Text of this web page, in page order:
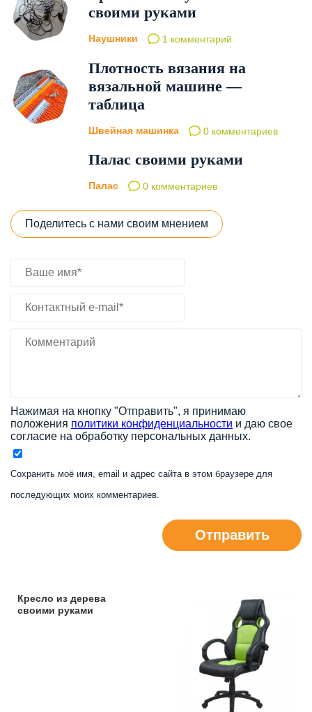
своими руками
Наушники 1 комментарий
Плотность вязания на
вязальной машине —
таблица
Швейная машинка 0 комментариев
Палас своими руками
Палас 0 комментариев
Поделитесь с нами своим мнением
Нажимая на кнопку "Отправить", я принимаю
положения политики конфиденциальности и даю свое
согласие на обработку персональных данных.
Сохранить моё имя, email и адрес сайта в этом браузере для
последующих моих комментариев.
Отправить
Кресло из дерева
своими руками